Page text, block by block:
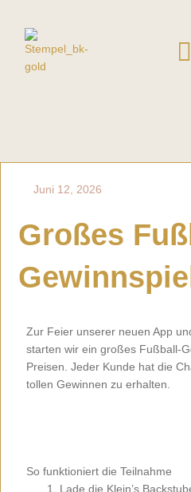
Juni 12, 2026
Großes
Zur Feier unserer neuen App
starten wir ein großes Fußball-
Preisen. Jeder Kunde hat die
tollen Gewinnen zu erhalten.
So funktioniert die Teilnahme
Lade die Klein’s